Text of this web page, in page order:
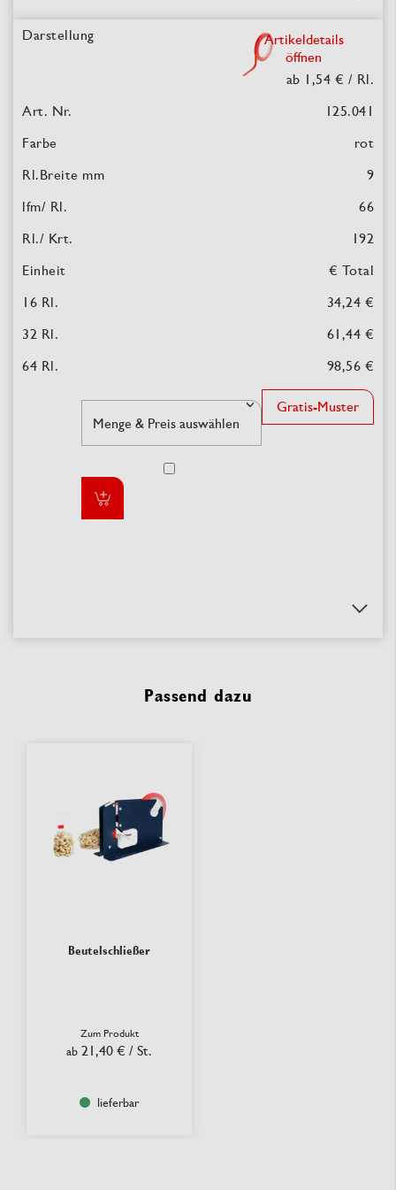
Artikeldetails
öffnen
ab 1,54 € / Rl.
125.041
rot
9
66
192
€ Total
34,24 €
61,44 €
98,56 €
Gratis-Muster
Passend dazu
Beutelschließer
Zum Produkt
ab 21,40 € / St.
lieferbar